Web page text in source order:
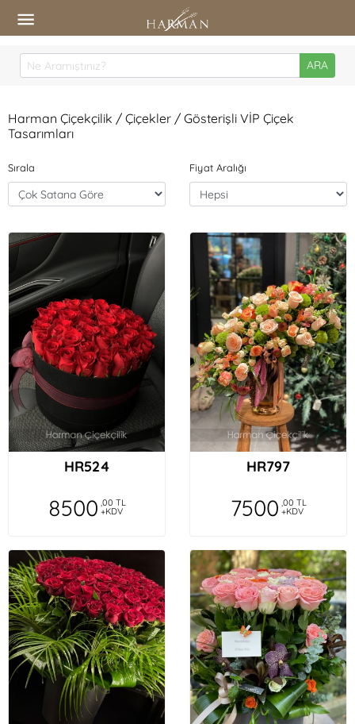
ARA
Harman Çiçekçilik / Çiçekler / Gösterişli VİP Çiçek
Tasarımları
Sırala Fiyat Aralığı
HR524
8500 ,00 TL
+KDV
HR797
7500 ,00 TL
+KDV